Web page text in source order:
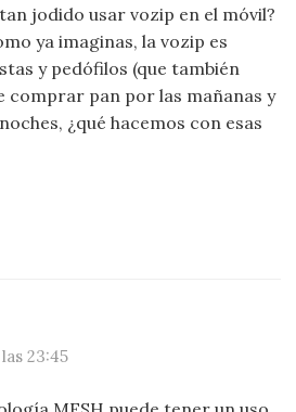
jodido usar vozip en el móvil?
ya imaginas, la vozip es
y pedófilos (que también
comprar pan por las mañanas y
¿qué hacemos con esas
23:45